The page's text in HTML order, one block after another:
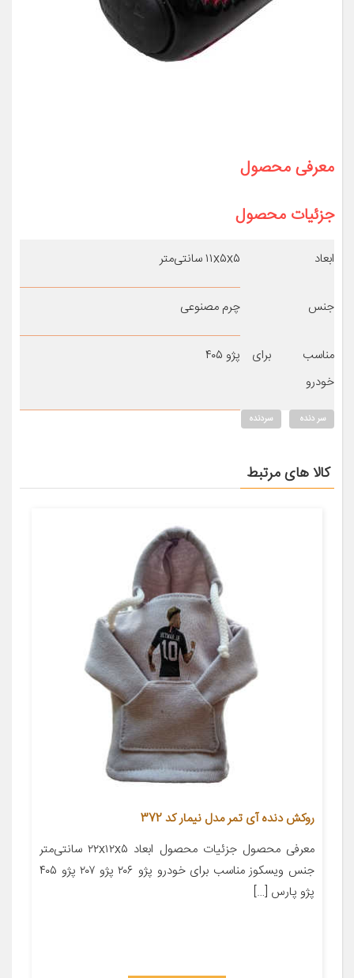
معرفی محصول
جزئیات محصول
ابعاد ۱۱x۵x۵ سانتی‌متر
جنس چرم مصنوعی
مناسب برای
خودرو
پژو ۴۰۵
سر دنده سردنده
کالا های مرتبط
روکش دنده آی تمر مدل نیمار کد 372
معرفی محصول جزئیات محصول ابعاد ۲۲x۱۲x۵ سانتی‌متر
جنس ویسکوز مناسب برای خودرو پژو ۲۰۶ پژو ۲۰۷ پژو ۴۰۵
پژو پارس […]